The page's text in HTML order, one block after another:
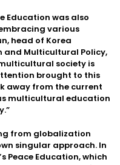
Education was also
various
head of Korea
and Multicultural Policy,
society is
brought to this
away from the current
multicultural education
from globalization
singular approach. In
Peace Education, which